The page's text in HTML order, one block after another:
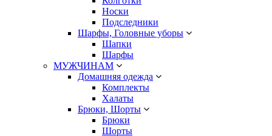
Носки
Подследники
Шарфы, Головные уборы
Шапки
Шарфы
МУЖЧИНАМ
Домашняя одежда
Комплекты
Халаты
Брюки, Шорты
Брюки
Шорты